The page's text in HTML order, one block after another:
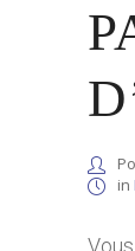
in